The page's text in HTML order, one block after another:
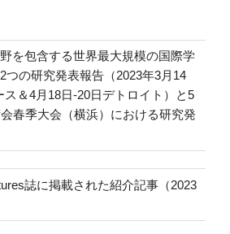
を包含する世界最大規模の国際学
つの研究発表報告（2023年3月14
ス＆4月18日-20日デトロイト）と5
春季大会（横浜）における研究発
誌に掲載された紹介記事（2023